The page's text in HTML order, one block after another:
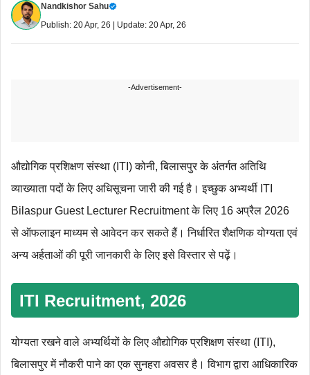
Nandkishor Sahu
Publish: 20 Apr, 26 | Update: 20 Apr, 26
-Advertisement-
औद्योगिक प्रशिक्षण संस्था (ITI) कोनी, बिलासपुर के अंतर्गत अतिथि
व्याख्याता पदों के लिए अधिसूचना जारी की गई है। इच्छुक अभ्यर्थी ITI
Bilaspur Guest Lecturer Recruitment के लिए 16 अप्रैल 2026
से ऑफलाइन माध्यम से आवेदन कर सकते हैं। निर्धारित शैक्षणिक योग्‍यता एवं
अन्‍य अर्हताओं की पूरी जानकारी के लिए इसे विस्तार से पढ़ें।
ITI Recruitment, 2026
योग्यता रखने वाले अभ्यर्थियों के लिए औद्योगिक प्रशिक्षण संस्था (ITI),
बिलासपुर में नौकरी पाने का एक सुनहरा अवसर है। विभाग द्वारा आधिकारिक